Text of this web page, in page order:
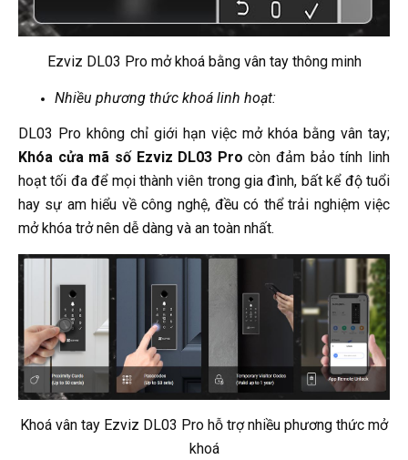
Ezviz DL03 Pro mở khoá bằng vân tay thông minh
Nhiều phương thức khoá linh hoạt:
DL03 Pro không chỉ giới hạn việc mở khóa bằng vân tay;
Khóa cửa mã số Ezviz DL03 Procòn đảm bảo tính linh
hoạt tối đa để mọi thành viên trong gia đình, bất kể độ tuổi
hay sự am hiểu về công nghệ, đều có thể trải nghiệm việc
mở khóa trở nên dễ dàng và an toàn nhất.
Khoá vân tay Ezviz DL03 Pro hỗ trợ nhiều phương thức mở
khoá